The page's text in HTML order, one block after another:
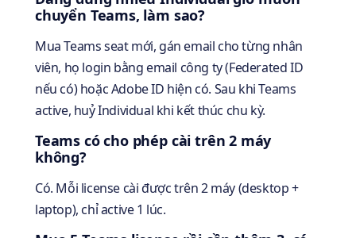
chuyển Teams, làm sao?
Mua Teams seat mới, gán email cho từng nhân
viên, họ login bằng email công ty (Federated ID
nếu có) hoặc Adobe ID hiện có. Sau khi Teams
active, huỷ Individual khi kết thúc chu kỳ.
Teams có cho phép cài trên 2 máy
không?
Có. Mỗi license cài được trên 2 máy (desktop +
laptop), chỉ active 1 lúc.